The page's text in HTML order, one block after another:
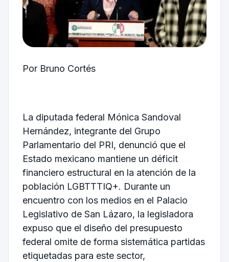
Por Bruno Cortés
La diputada federal Mónica Sandoval
Hernández, integrante del Grupo
Parlamentario del PRI, denunció que el
Estado mexicano mantiene un déficit
financiero estructural en la atención de la
población LGBTTTIQ+. Durante un
encuentro con los medios en el Palacio
Legislativo de San Lázaro, la legisladora
expuso que el diseño del presupuesto
federal omite de forma sistemática partidas
etiquetadas para este sector,